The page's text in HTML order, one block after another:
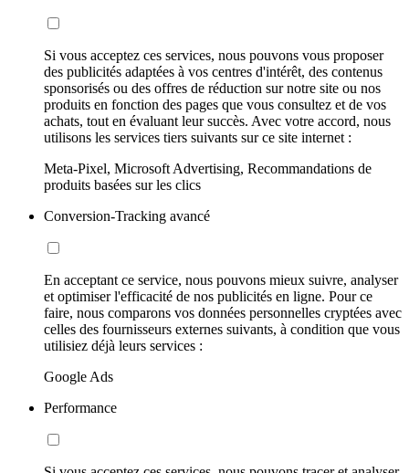
Si vous acceptez ces services, nous pouvons vous proposer
des publicités adaptées à vos centres d'intérêt, des contenus
sponsorisés ou des offres de réduction sur notre site ou nos
produits en fonction des pages que vous consultez et de vos
achats, tout en évaluant leur succès. Avec votre accord, nous
utilisons les services tiers suivants sur ce site internet :
Meta-Pixel, Microsoft Advertising, Recommandations de
produits basées sur les clics
Conversion-Tracking avancé
En acceptant ce service, nous pouvons mieux suivre, analyser
et optimiser l'efficacité de nos publicités en ligne. Pour ce
faire, nous comparons vos données personnelles cryptées avec
celles des fournisseurs externes suivants, à condition que vous
utilisiez déjà leurs services :
Google Ads
Performance